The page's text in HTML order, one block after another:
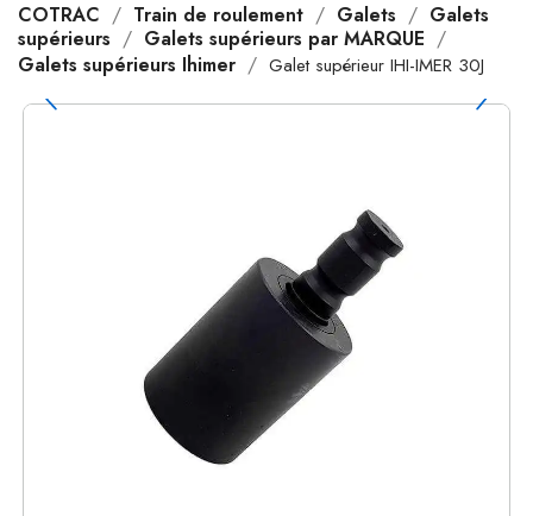
COTRAC Train de roulement Galets
Galets
supérieurs
Galets supérieurs par MARQUE
Galets supérieurs Ihimer
Galet supérieur IHI-IMER 30J